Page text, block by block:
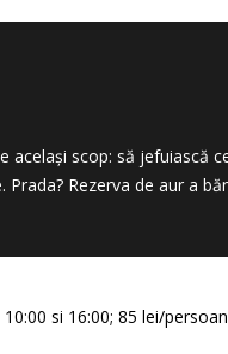
scop: să jefuiască
Rezerva de aur a
si 16:00; 85 lei/